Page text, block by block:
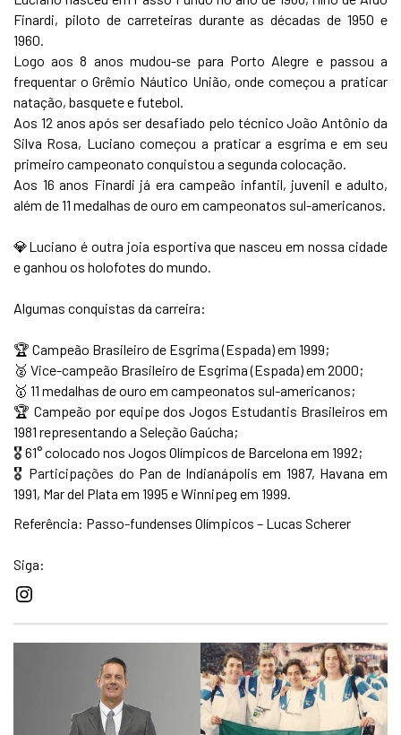
Finardi, piloto de carreteiras durante as décadas de 1950 e
1960.
Logo aos 8 anos mudou-se para Porto Alegre e passou a
frequentar o Grêmio Náutico União, onde começou a praticar
natação, basquete e futebol.
Aos 12 anos após ser desafiado pelo técnico João Antônio da
Silva Rosa, Luciano começou a praticar a esgrima e em seu
primeiro campeonato conquistou a segunda colocação.
Aos 16 anos Finardi já era campeão infantil, juvenil e adulto,
além de 11 medalhas de ouro em campeonatos sul-americanos.
💎Luciano é outra joia esportiva que nasceu em nossa cidade
e ganhou os holofotes do mundo.
Algumas conquistas da carreira:
🏆 Campeão Brasileiro de Esgrima (Espada) em 1999;
🥈 Vice-campeão Brasileiro de Esgrima (Espada) em 2000;
🥇 11 medalhas de ouro em campeonatos sul-americanos;
🏆 Campeão por equipe dos Jogos Estudantis Brasileiros em
1981 representando a Seleção Gaúcha;
🎖️ 61° colocado nos Jogos Olímpicos de Barcelona em 1992;
🎖️ Participações do Pan de Indianápolis em 1987, Havana em
1991, Mar del Plata em 1995 e Winnipeg em 1999.
Referência: Passo-fundenses Olímpicos – Lucas Scherer
Siga:
Instagram